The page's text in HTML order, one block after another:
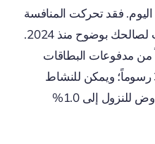
فقد تحركت المنافسة
في معالجة مدفوعات البطاقات لصالحك بوضوح منذ 2024.
€20,000 شهرياً من مدفوعات البطاقات
ويدفع نسبة 1.5% يسدد €300 رسوماً؛ ويمكن للنشاط
نفسه في كثير من الأحيان التفاوض للنزول إلى 1.0%